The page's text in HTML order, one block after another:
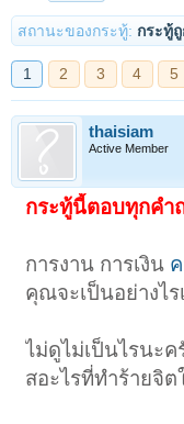
สถานะของกระทู้: กระทู้
thaisiam
Active Member
กระทู้นี้ตอบทุกคำ
การงาน การเงิน
คุณจะเป็นอย่างไ
ไม่ดูไม่เป็นไรนะ
สอะไรที่ทำร้ายจิ